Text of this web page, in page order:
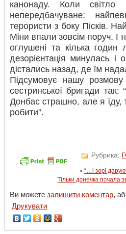
канонаду. Коли світло
непередбачуване:
терористи з боку Пісків.
Міни впали зовсім поруч. І
оглушені та кілька годин
дезорієнтація минулась
дістались назад, де їм
Підсумовує нашу розмову
сестринської бригади так:
Донбас страшно, але я
робити”.
Рубрика:
« “…І зорі
Тільки донечка почала
Ви можете залишити коментар,
Друкувати